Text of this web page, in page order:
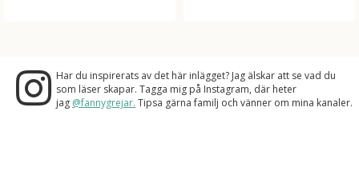
Har du inspirerats av det här inlägget? Jag älskar att se vad du
som läser skapar. Tagga mig på Instagram, där heter
jag @fannygrejar. Tipsa gärna familj och vänner om mina kanaler.